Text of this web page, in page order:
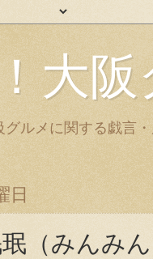
大
グルメに関する戯言
日
（みんみ